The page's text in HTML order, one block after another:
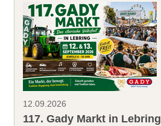
12.09.2026
117. Gady Markt in Lebring